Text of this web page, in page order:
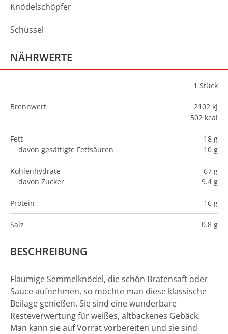
Knödelschöpfer
Schüssel
NÄHRWERTE
1 Stück
Brennwert
2102 kJ
502 kcal
Fett
18 g
davon gesättigte Fettsäuren
10 g
Kohlenhydrate
67 g
davon Zucker
9.4 g
Protein 16 g
Salz 0.8 g
BESCHREIBUNG
Flaumige Semmelknödel, die schön Bratensaft oder
Sauce aufnehmen, so möchte man diese klassische
Beilage genießen. Sie sind eine wunderbare
Resteverwertung für weißes, altbackenes Gebäck.
Man kann sie auf Vorrat vorbereiten und sie sind